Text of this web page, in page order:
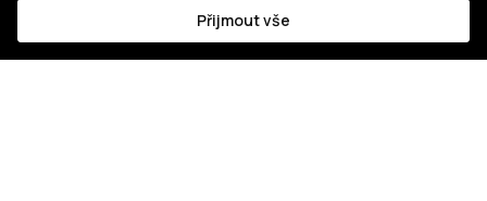
Přijmout vše